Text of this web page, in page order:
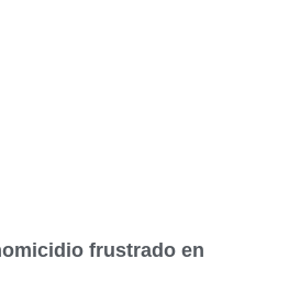
frustrado en